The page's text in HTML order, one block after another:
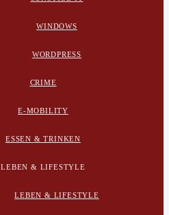
WINDOWS
WORDPRESS
CRIME
E-MOBILITY
ESSEN & TRINKEN
LEBEN & LIFESTYLE
LEBEN & LIFESTYLE